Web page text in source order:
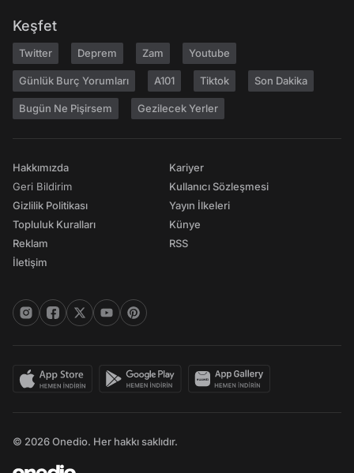
Keşfet
Twitter Deprem Zam Youtube
Günlük Burç Yorumları A101 Tiktok Son Dakika
Bugün Ne Pişirsem Gezilecek Yerler
Hakkımızda
Geri Bildirim
Gizlilik Politikası
Topluluk Kuralları
Reklam
İletişim
Kariyer
Kullanıcı Sözleşmesi
Yayın İlkeleri
Künye
RSS
© 2026 Onedio. Her hakkı saklıdır.